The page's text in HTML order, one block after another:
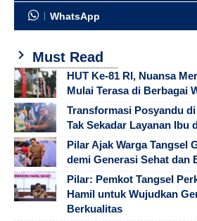
WhatsApp
Must Read
HUT Ke-81 RI, Nuansa
Mulai Terasa di Berbagai
Transformasi Posyandu
Tak Sekadar Layanan Ibu
Pilar Ajak Warga Tangsel
demi Generasi Sehat dan
Pilar: Pemkot Tangsel
Hamil untuk Wujudkan
Berkualitas